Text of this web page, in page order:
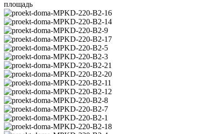
площадь